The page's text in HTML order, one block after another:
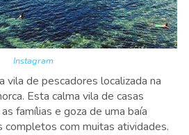
Instagram
vila de pescadores localizada na
Esta calma vila de casas
famílias e goza de uma baía
com muitas atividades.